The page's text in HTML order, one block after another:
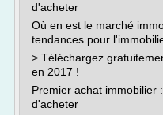
d'acheter
Où en est le marché
tendances pour
> Téléchargez
en 2017 !
Premier achat immobilier
d'acheter